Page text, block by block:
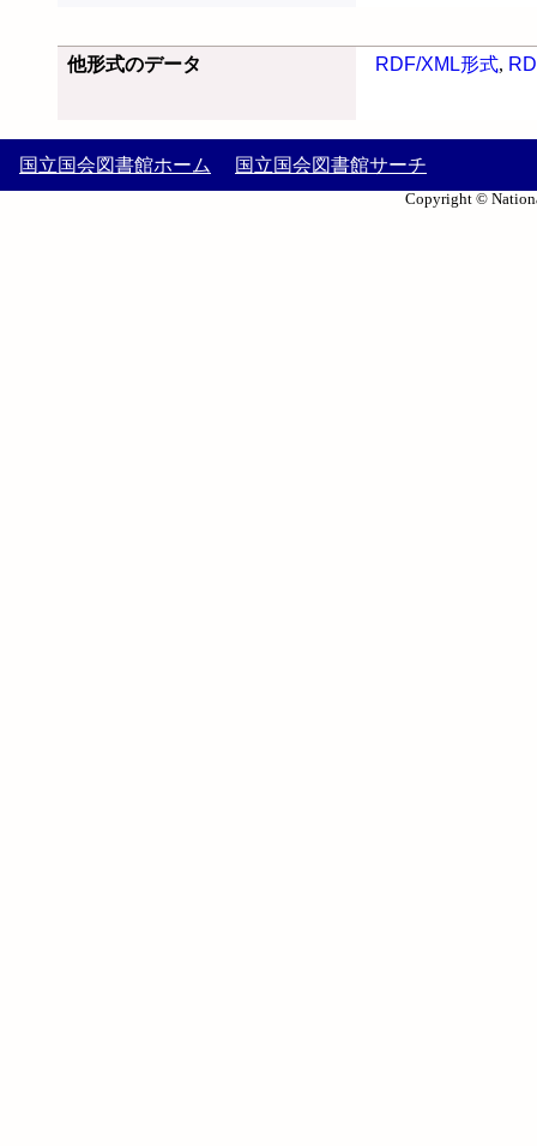
他形式のデータ RDF/XML形式,
国立国会図書館ホーム 国立国会図書館サーチ
Copyright ©